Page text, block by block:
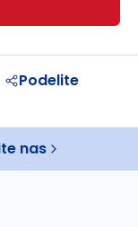
Podelite
nas